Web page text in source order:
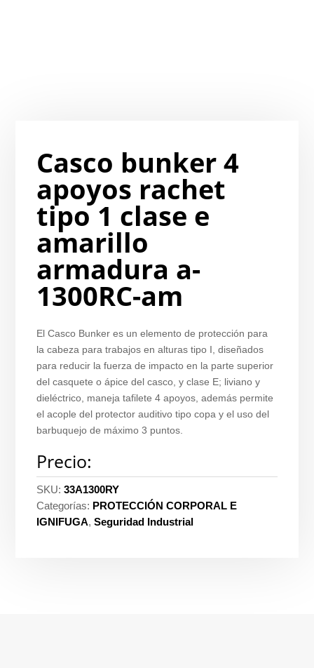
Casco bunker 4
apoyos rachet
tipo 1 clase e
amarillo
armadura a-
1300RC-am
El Casco Bunker es un elemento de protección para
la cabeza para trabajos en alturas tipo I, diseñados
para reducir la fuerza de impacto en la parte superior
del casquete o ápice del casco, y clase E; liviano y
dieléctrico, maneja tafilete 4 apoyos, además permite
el acople del protector auditivo tipo copa y el uso del
barbuquejo de máximo 3 puntos.
Precio:
SKU:33A1300RY
Categorías: PROTECCIÓN CORPORAL E
IGNIFUGA,Seguridad Industrial